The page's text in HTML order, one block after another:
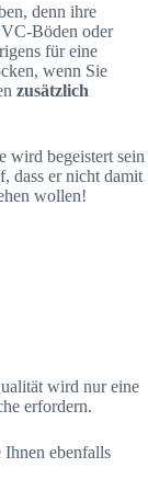
denn ihre
Böden oder
für eine
wenn Sie
zusätzlich
wird begeistert sein
dass er nicht damit
wollen!
wird nur eine
erfordern.
ebenfalls